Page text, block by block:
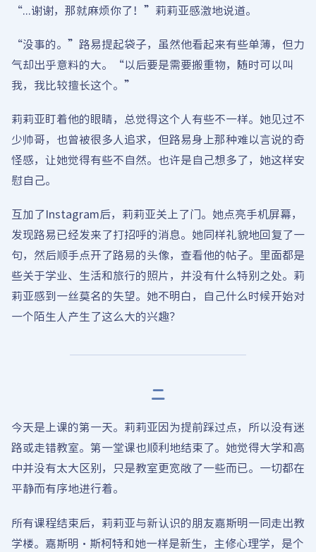
“...谢谢，那就麻烦你了！”莉莉亚感激地说道。
“没事的。”路易提起袋子，虽然他看起来有些单薄，但力
气却出乎意料的大。“以后要是需要搬重物，随时可以叫
我，我比较擅长这个。”
莉莉亚盯着他的眼睛，总觉得这个人有些不一样。她见过不
少帅哥，也曾被很多人追求，但路易身上那种难以言说的奇
怪感，让她觉得有些不自然。也许是自己想多了，她这样安
慰自己。
互加了Instagram后，莉莉亚关上了门。她点亮手机屏幕，
发现路易已经发来了打招呼的消息。她同样礼貌地回复了一
句，然后顺手点开了路易的头像，查看他的帖子。里面都是
些关于学业、生活和旅行的照片，并没有什么特别之处。莉
莉亚感到一丝莫名的失望。她不明白，自己什么时候开始对
一个陌生人产生了这么大的兴趣？
二
今天是上课的第一天。莉莉亚因为提前踩过点，所以没有迷
路或走错教室。第一堂课也顺利地结束了。她觉得大学和高
中并没有太大区别，只是教室更宽敞了一些而已。一切都在
平静而有序地进行着。
所有课程结束后，莉莉亚与新认识的朋友嘉斯明一同走出教
学楼。嘉斯明·斯柯特和她一样是新生，主修心理学，是个